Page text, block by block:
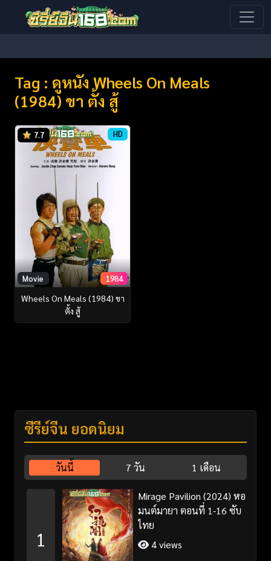
Tag : ดูหนัง Wheels On Meals
(1984) ขา ตั้ง สู้
7.7 HD
Movie 1984
Wheels On Meals (1984) ขา
ตั้ง สู้
ซีรี่ย์จีน ยอดนิยม
วันนี้ 7 วัน 1 เดือน
1
Mirage Pavilion (2024) หอ
มนต์มายา ตอนที่ 1-16 ซับ
ไทย
4 views